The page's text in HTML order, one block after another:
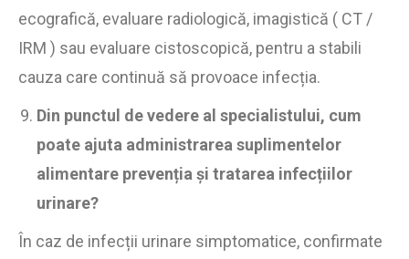
ecografică, evaluare radiologică, imagistică ( CT /
IRM ) sau evaluare cistoscopică, pentru a stabili
cauza care continuă să provoace infecția.
Din punctul de vedere al specialistului, cum
poate ajuta administrarea suplimentelor
alimentare prevenția și tratarea infecțiilor
urinare?
În caz de infecții urinare simptomatice, confirmate